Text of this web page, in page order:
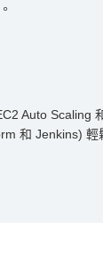
Auto Scaling
和 Jenkins) 輕